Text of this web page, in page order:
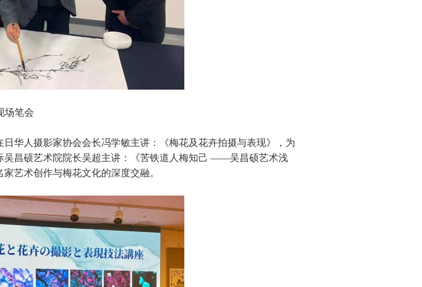
场笔会
华人摄影家协会会长冯学敏主讲：《梅花及花卉拍摄与表现》，为
吴昌硕艺术院院长吴超主讲：《苦铁道人梅知己 ——吴昌硕艺术浅
艺术创作与梅花文化的深度交融。